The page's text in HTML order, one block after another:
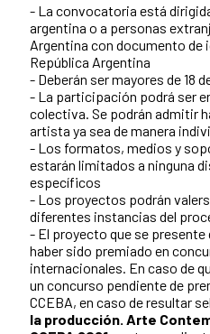
- La convocatoria está
argentina o a personas
Argentina con documento de
República Argentina
- Deberán ser mayores de 18
- La participación podrá ser
colectiva. Se podrán admitir
artista ya sea de manera
- Los formatos, medios y
estarán limitados a ninguna
específicos
- Los proyectos podrán
diferentes instancias del
- El proyecto que se presente
haber sido premiado en
internacionales. En caso de
un concurso pendiente de
CCEBA, en caso de resultar
la producción. Arte